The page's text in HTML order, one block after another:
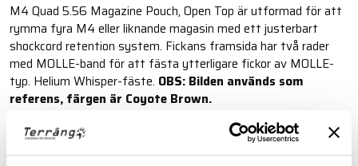
M4 Quad 5.56 Magazine Pouch, Open Top är utformad för att
rymma fyra M4 eller liknande magasin med ett justerbart
shockcord retention system. Fickans framsida har två rader
med MOLLE-band för att fästa ytterligare fickor av MOLLE-
typ. Helium Whisper-fäste. OBS: Bilden används som
referens, färgen är Coyote Brown.
Läs mer